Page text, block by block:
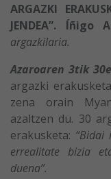
ARGAZKI
JENDEA”. Íñigo
argazkilaria.
Azaroaren 3tik
argazki
zena orain
azaltzen du. 30
erakusketa: “Bidai
errealitate bizia
duena”.